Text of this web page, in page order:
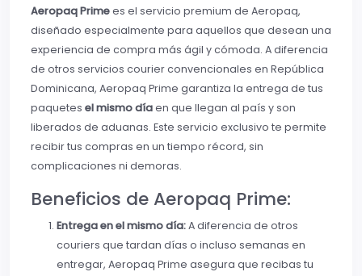
Aeropaq Primees el servicio premium de Aeropaq,
diseñado especialmente para aquellos que desean una
experiencia de compra más ágil y cómoda. A diferencia
de otros servicios courier convencionales en República
Dominicana, Aeropaq Prime garantiza la entrega de tus
paquetes el mismo díaen que llegan al país y son
liberados de aduanas. Este servicio exclusivo te permite
recibir tus compras en un tiempo récord, sin
complicaciones ni demoras.
Beneficios de Aeropaq Prime:
Entrega en el mismo día:A diferencia de otros
couriers que tardan días o incluso semanas en
entregar, Aeropaq Prime asegura que recibas tu